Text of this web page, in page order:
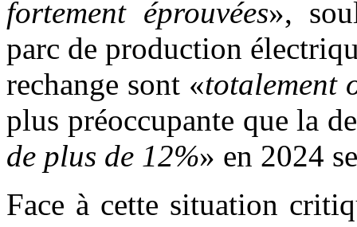
fortement éprouvées»,
parc de production
rechange sont «totalement
plus préoccupante que la
de plus de 12%» en 2024
Face à cette situation